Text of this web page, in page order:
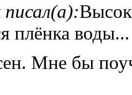
писал(а):
плёнка воды...
Мне бы